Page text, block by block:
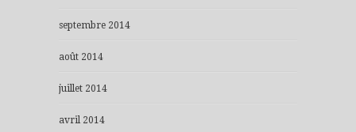
septembre 2014
août 2014
juillet 2014
avril 2014